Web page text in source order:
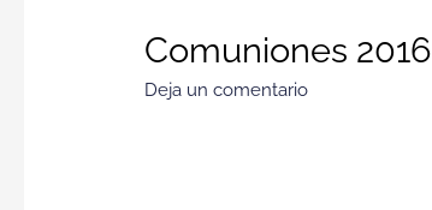
Comuniones 2016
Deja un comentario